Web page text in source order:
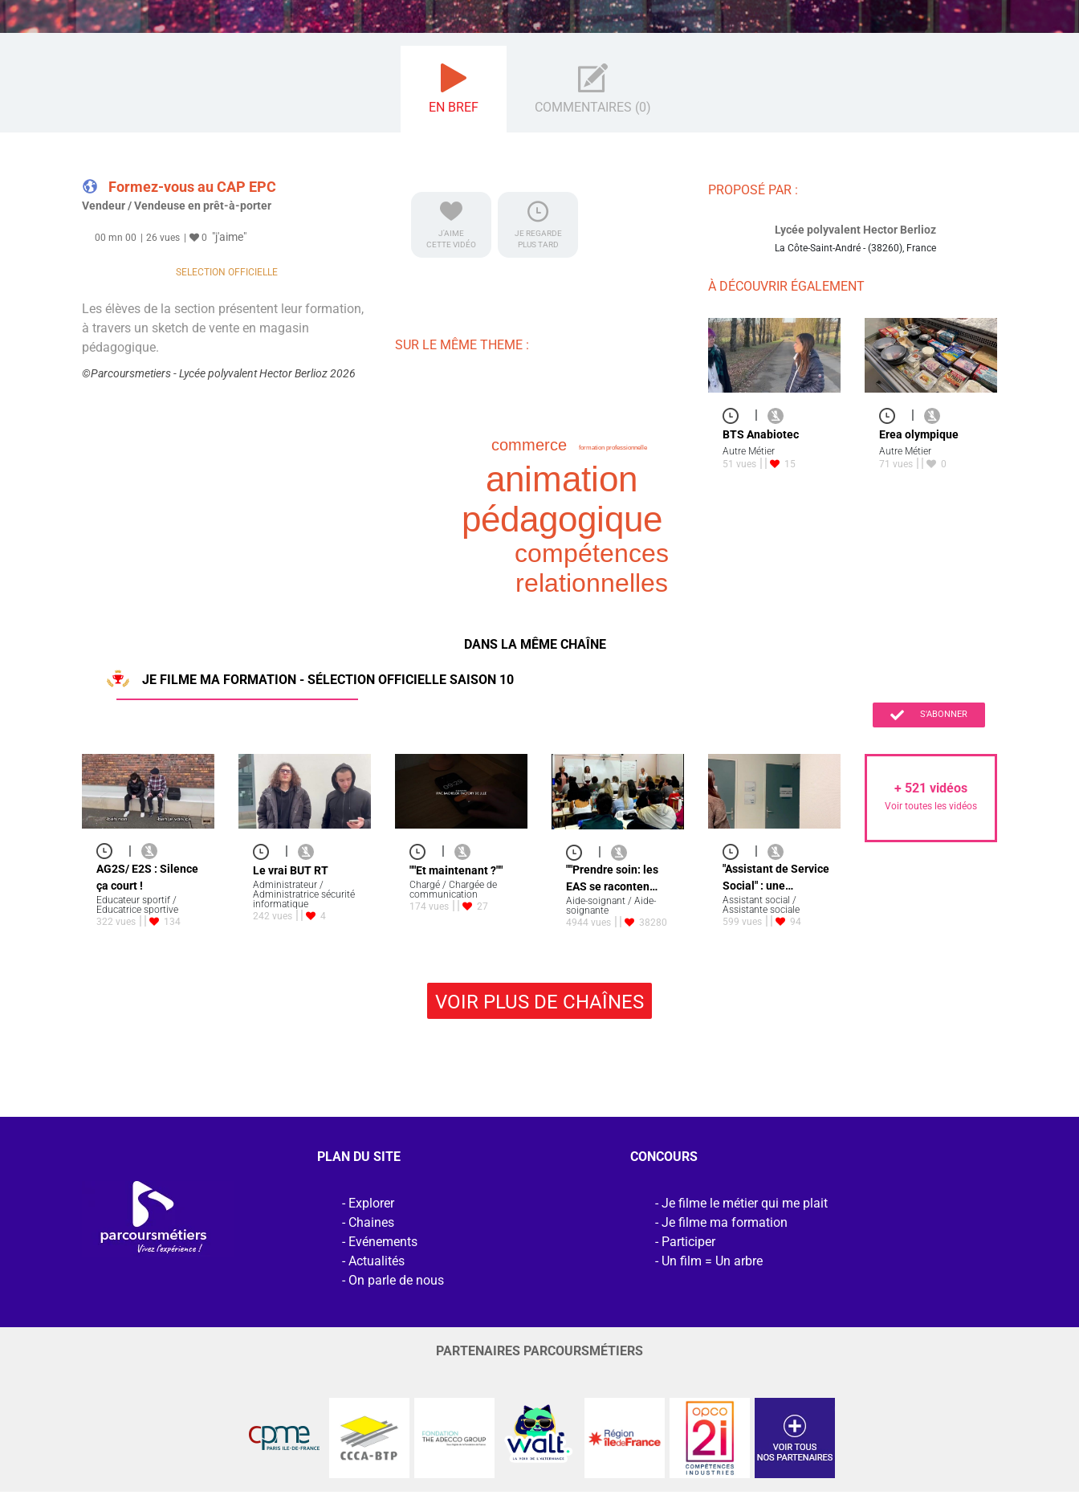
EN BREF COMMENTAIRES (0)
Formez-vous au CAP EPC
Vendeur / Vendeuse en prêt-à-porter
00 mn 00 26 vues 0 "j'aime"
SELECTION OFFICIELLE
Les élèves de la section présentent leur formation,
à travers un sketch de vente en magasin
pédagogique.
©Parcoursmetiers - Lycée polyvalent Hector Berlioz 2026
J'AIME
CETTE VIDÉO
JE REGARDE
PLUS TARD
SUR LE MÊME THEME :
animation
pédagogique
compétences
relationnelles
commerce formation professionnelle
PROPOSÉ PAR :
Lycée polyvalent Hector Berlioz
La Côte-Saint-André - (38260), France
À DÉCOUVRIR ÉGALEMENT
BTS Anabiotec
Autre Métier
51 vues
15
Erea olympique
Autre Métier
71 vues
0
DANS LA MÊME CHAÎNE
JE FILME MA FORMATION - SÉLECTION OFFICIELLE SAISON 10
S'ABONNER
|
AG2S/ E2S : Silence
ça court !
Educateur sportif /
Educatrice sportive
322 vues
134
Le vrai BUT RT
Administrateur /
Administratrice sécurité
informatique
242 vues
4
""Et maintenant ?""
Chargé / Chargée de
communication
174 vues
27
|
""Prendre soin: les
EAS se raconten…
Aide-soignant / Aide-
soignante
4944 vues
38280
"Assistant de Service
Social" : une…
Assistant social /
Assistante sociale
599 vues
94
+ 521 vidéos
Voir toutes les vidéos
VOIR PLUS DE CHAÎNES
PLAN DU SITE
Explorer
Chaines
Evénements
Actualités
On parle de nous
CONCOURS
Je filme le métier qui me plait
Je filme ma formation
Participer
Un film = Un arbre
PARTENAIRES PARCOURSMÉTIERS